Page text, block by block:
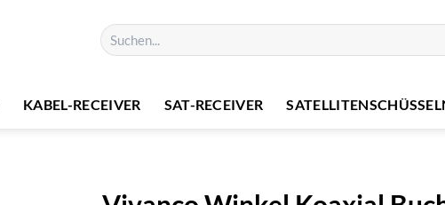
Suchen
nach:
KABEL-RECEIVER SAT-RECEIVER